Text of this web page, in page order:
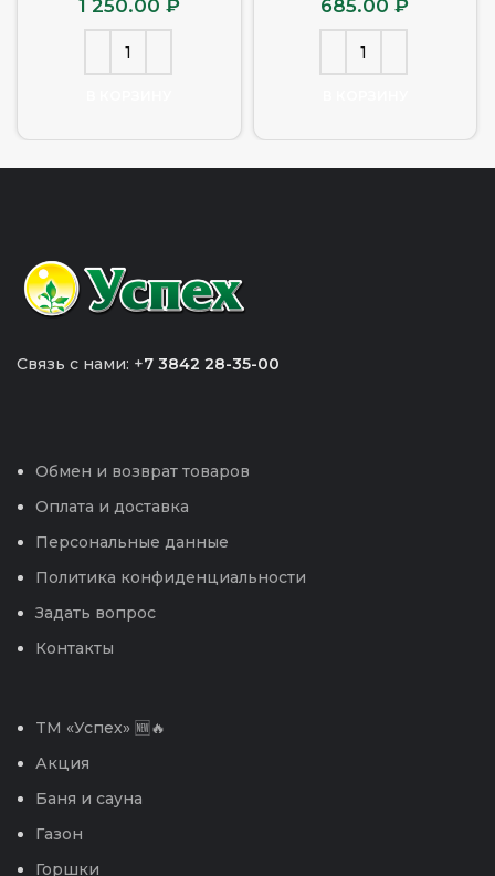
1 250.00 ₽ 685.00₽
Связь с нами: +7 3842 28-35-00
Обмен и возврат товаров
Оплата и доставка
Персональные данные
Политика конфиденциальности
Задать вопрос
Контакты
TM «Успех» 🆕🔥
Акция
Баня и сауна
Газон
Горшки